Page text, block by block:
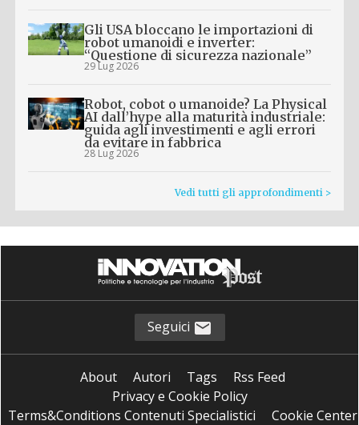
Gli USA bloccano le importazioni di
robot umanoidi e inverter:
“Questione di sicurezza nazionale”
29 Lug 2026
Robot, cobot o umanoide? La Physical
AI dall’hype alla maturità industriale:
guida agli investimenti e agli errori
da evitare in fabbrica
28 Lug 2026
Vedi tutti gli approfondimenti >
Seguici
About Autori Tags
Rss Feed
Privacy e Cookie Policy
Terms&Conditions Contenuti Specialistici
Cookie Center